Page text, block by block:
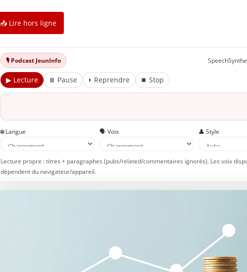
📥 Lire hors ligne
🎙️ Podcast JeunInfo
▶ Lecture ⏸ Pause ⏵ Reprendre ⏹ Stop
🌐 Langue 🗣️ Voix 👤 Style
Lecture propre : titres + paragraphes (pubs/related/commentaires ignorés). Les voix
dépendent du navigateur/appareil.